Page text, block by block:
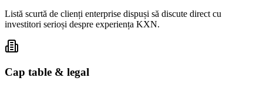
Listă scurtă de clienți enterprise dispuși să discute direct cu
investitori serioși despre experiența KXN.
Cap table & legal